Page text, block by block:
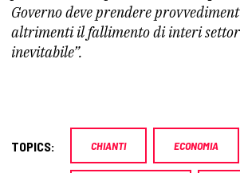
Governo deve prendere
altrimenti il fallimento di interi
inevitabile”.
TOPICS: CHIANTI ECONOMIA